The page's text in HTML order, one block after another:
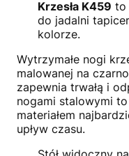
Krzesła K459 to
do jadalni
kolorze.
Wytrzymałe nogi
malowanej na
zapewnia trwałą i
nogami stalowymi
materiałem
upływ czasu.